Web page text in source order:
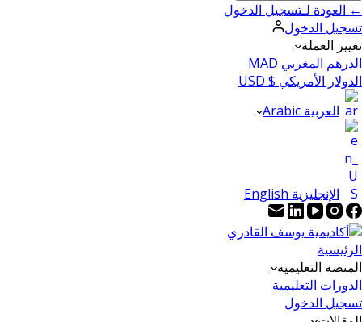
← العودة لـتسجيل الدخول
تسجيل الدخول
تغيير العملة
الدرهم المغربي MAD
الدولار الأمريكي $ USD
العربية Arabic
الإنجليزية English
الرئيسية
المنصة التعليمية
الدورات التعليمية
تسجيل الدخول